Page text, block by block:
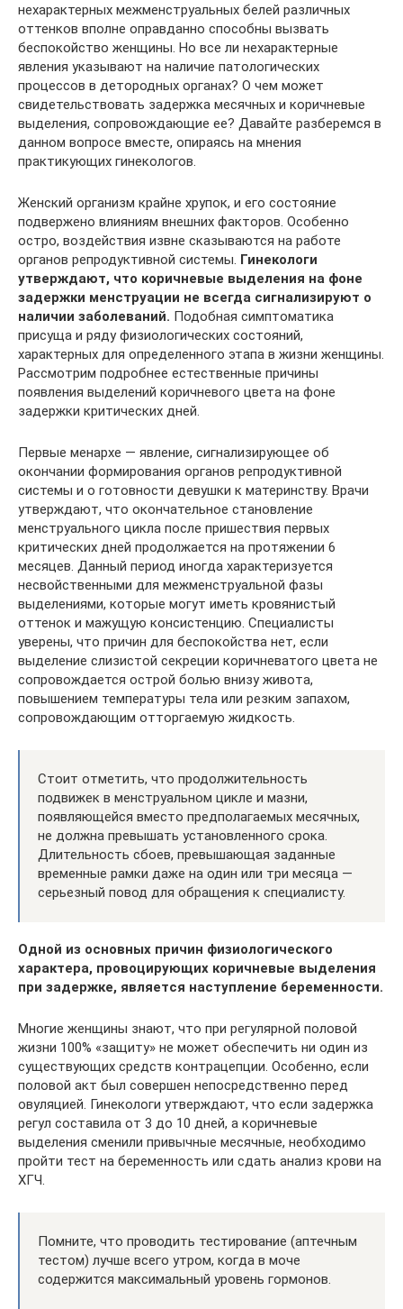
нехарактерных межменструальных белей различных
оттенков вполне оправданно способны вызвать
беспокойство женщины. Но все ли нехарактерные
явления указывают на наличие патологических
процессов в детородных органах? О чем может
свидетельствовать задержка месячных и коричневые
выделения, сопровождающие ее? Давайте разберемся в
данном вопросе вместе, опираясь на мнения
практикующих гинекологов.
Женский организм крайне хрупок, и его состояние
подвержено влияниям внешних факторов. Особенно
остро, воздействия извне сказываются на работе
органов репродуктивной системы. Гинекологи
утверждают, что коричневые выделения на фоне
задержки менструации не всегда сигнализируют о
наличии заболеваний. Подобная симптоматика
присуща и ряду физиологических состояний,
характерных для определенного этапа в жизни женщины.
Рассмотрим подробнее естественные причины
появления выделений коричневого цвета на фоне
задержки критических дней.
Первые менархе — явление, сигнализирующее об
окончании формирования органов репродуктивной
системы и о готовности девушки к материнству. Врачи
утверждают, что окончательное становление
менструального цикла после пришествия первых
критических дней продолжается на протяжении 6
месяцев. Данный период иногда характеризуется
несвойственными для межменструальной фазы
выделениями, которые могут иметь кровянистый
оттенок и мажущую консистенцию. Специалисты
уверены, что причин для беспокойства нет, если
выделение слизистой секреции коричневатого цвета не
сопровождается острой болью внизу живота,
повышением температуры тела или резким запахом,
сопровождающим отторгаемую жидкость.
Стоит отметить, что продолжительность
подвижек в менструальном цикле и мазни,
появляющейся вместо предполагаемых месячных,
не должна превышать установленного срока.
Длительность сбоев, превышающая заданные
временные рамки даже на один или три месяца —
серьезный повод для обращения к специалисту.
Одной из основных причин физиологического
характера, провоцирующих коричневые выделения
при задержке, является наступление беременности.
Многие женщины знают, что при регулярной половой
жизни 100% «защиту» не может обеспечить ни один из
существующих средств контрацепции. Особенно, если
половой акт был совершен непосредственно перед
овуляцией. Гинекологи утверждают, что если задержка
регул составила от 3 до 10 дней, а коричневые
выделения сменили привычные месячные, необходимо
пройти тест на беременность или сдать анализ крови на
ХГЧ.
Помните, что проводить тестирование (аптечным
тестом) лучше всего утром, когда в моче
содержится максимальный уровень гормонов.